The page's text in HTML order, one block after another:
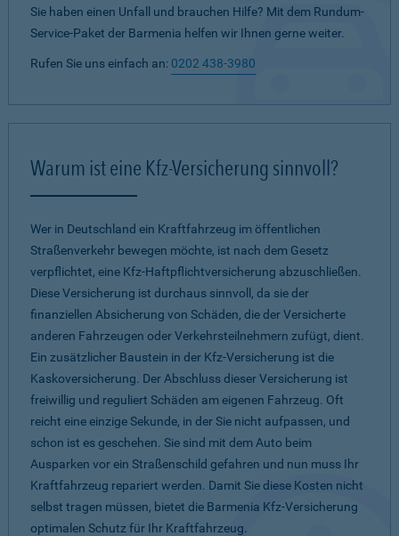
Sie haben einen Unfall und brauchen Hilfe? Mit dem Rundum-
Service-Paket der Barmenia helfen wir Ihnen gerne weiter.
Rufen Sie uns einfach an: 0202 438-3980
Warum ist eine Kfz-Versicherung sinnvoll?
Wer in Deutschland ein Kraftfahrzeug im öffentlichen
Straßenverkehr bewegen möchte, ist nach dem Gesetz
verpflichtet, eine Kfz-Haftpflichtversicherung abzuschließen.
Diese Versicherung ist durchaus sinnvoll, da sie der
finanziellen Absicherung von Schäden, die der Versicherte
anderen Fahrzeugen oder Verkehrsteilnehmern zufügt, dient.
Ein zusätzlicher Baustein in der Kfz-Versicherung ist die
Kaskoversicherung. Der Abschluss dieser Versicherung ist
freiwillig und reguliert Schäden am eigenen Fahrzeug. Oft
reicht eine einzige Sekunde, in der Sie nicht aufpassen, und
schon ist es geschehen. Sie sind mit dem Auto beim
Ausparken vor ein Straßenschild gefahren und nun muss Ihr
Kraftfahrzeug repariert werden. Damit Sie diese Kosten nicht
selbst tragen müssen, bietet die Barmenia Kfz-Versicherung
optimalen Schutz für Ihr Kraftfahrzeug.